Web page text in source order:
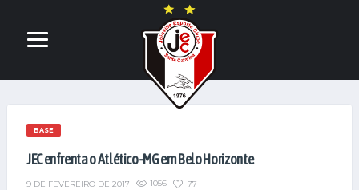
BASE
JEC enfrenta o Atlético-MG em Belo Horizonte
9 DE FEVEREIRO DE 2017 1056 77